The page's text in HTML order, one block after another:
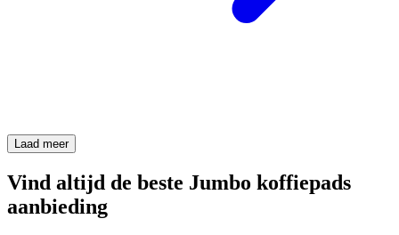
Laad meer
Vind altijd de beste Jumbo koffiepads
aanbieding